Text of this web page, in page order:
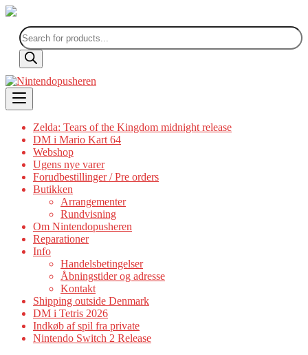
Products
search
Skip
to
content
Zelda: Tears of the Kingdom midnight release
DM i Mario Kart 64
Webshop
Ugens nye varer
Forudbestillinger / Pre orders
Butikken
Arrangementer
Rundvisning
Om Nintendopusheren
Reparationer
Info
Handelsbetingelser
Åbningstider og adresse
Kontakt
Shipping outside Denmark
DM i Tetris 2026
Indkøb af spil fra private
Nintendo Switch 2 Release